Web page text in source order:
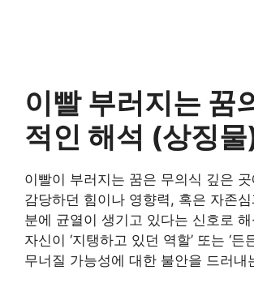
이빨 부러지는 꿈
적인 해석 (상징물
이빨이 부러지는 꿈은 무의식 깊은
감당하던 힘이나 영향력, 혹은 자존
분에 균열이 생기고 있다는 신호로
자신이 ‘지탱하고 있던 역할’ 또는 ‘든
무너질 가능성에 대한 불안을 드러내